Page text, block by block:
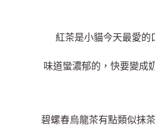
紅茶是小貓今天最愛的
味道蠻濃郁的，快要變成
碧螺春烏龍茶有點類似抹